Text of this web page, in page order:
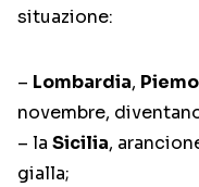
situazione:
– Lombardia,
novembre,
– la Sicilia,
gialla;